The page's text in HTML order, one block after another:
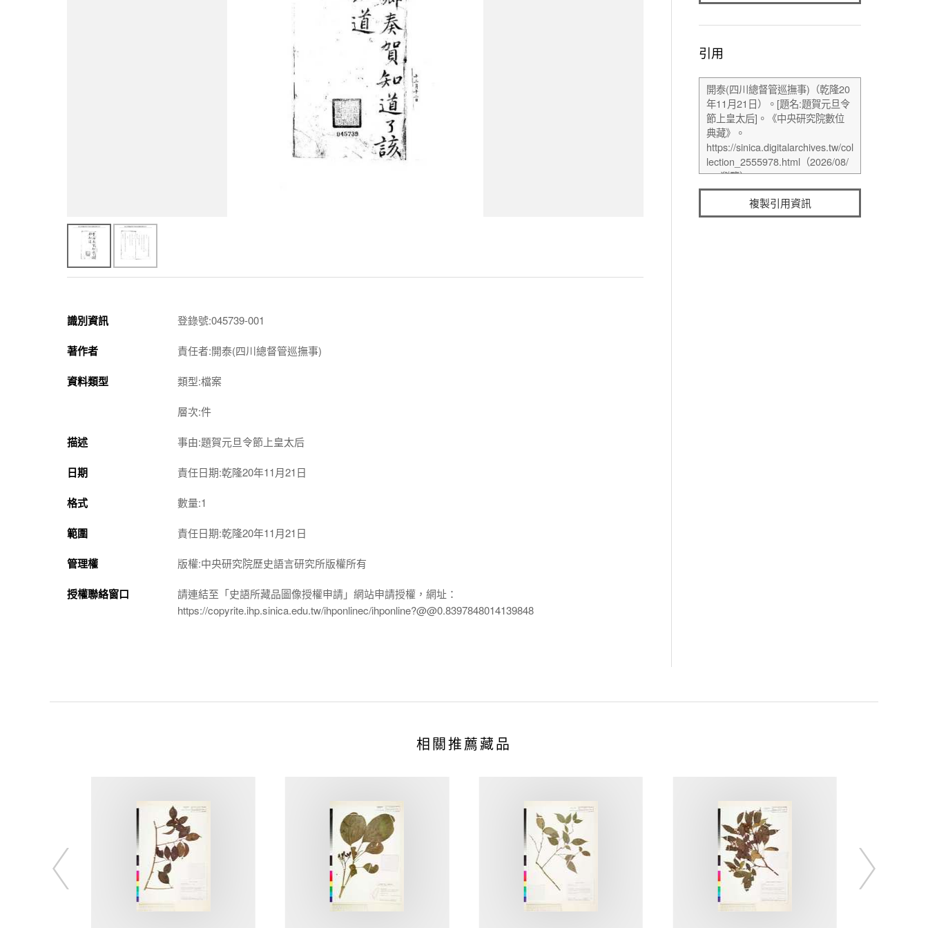
識別資訊 登錄號:045739-001
著作者 責任者:開泰(四川總督管巡撫事)
資料類型 類型:檔案
層次:件
描述 事由:題賀元旦令節上皇太后
日期 責任日期:乾隆20年11月21日
格式 數量:1
範圍 責任日期:乾隆20年11月21日
管理權 版權:中央研究院歷史語言研究所版權所有
授權聯絡窗口
請連結至「史語所藏品圖像授權申請」網站申請授權，網址：
https://copyrite.ihp.sinica.edu.tw/ihponlinec/ihponline?@@0.8397848014139848
引用
複製引用資訊
相關推薦藏品